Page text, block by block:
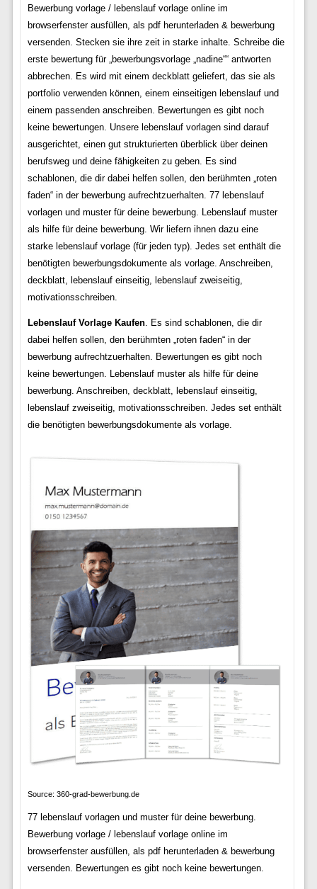
Bewerbung vorlage / lebenslauf vorlage online im
browserfenster ausfüllen, als pdf herunterladen & bewerbung
versenden. Stecken sie ihre zeit in starke inhalte. Schreibe die
erste bewertung für „bewerbungsvorlage „nadine““ antworten
abbrechen. Es wird mit einem deckblatt geliefert, das sie als
portfolio verwenden können, einem einseitigen lebenslauf und
einem passenden anschreiben. Bewertungen es gibt noch
keine bewertungen. Unsere lebenslauf vorlagen sind darauf
ausgerichtet, einen gut strukturierten überblick über deinen
berufsweg und deine fähigkeiten zu geben. Es sind
schablonen, die dir dabei helfen sollen, den berühmten „roten
faden“ in der bewerbung aufrechtzuerhalten. 77 lebenslauf
vorlagen und muster für deine bewerbung. Lebenslauf muster
als hilfe für deine bewerbung. Wir liefern ihnen dazu eine
starke lebenslauf vorlage (für jeden typ). Jedes set enthält die
benötigten bewerbungsdokumente als vorlage. Anschreiben,
deckblatt, lebenslauf einseitig, lebenslauf zweiseitig,
motivationsschreiben.
Lebenslauf Vorlage Kaufen. Es sind schablonen, die dir
dabei helfen sollen, den berühmten „roten faden“ in der
bewerbung aufrechtzuerhalten. Bewertungen es gibt noch
keine bewertungen. Lebenslauf muster als hilfe für deine
bewerbung. Anschreiben, deckblatt, lebenslauf einseitig,
lebenslauf zweiseitig, motivationsschreiben. Jedes set enthält
die benötigten bewerbungsdokumente als vorlage.
Source: 360-grad-bewerbung.de
77 lebenslauf vorlagen und muster für deine bewerbung.
Bewerbung vorlage / lebenslauf vorlage online im
browserfenster ausfüllen, als pdf herunterladen & bewerbung
versenden. Bewertungen es gibt noch keine bewertungen.